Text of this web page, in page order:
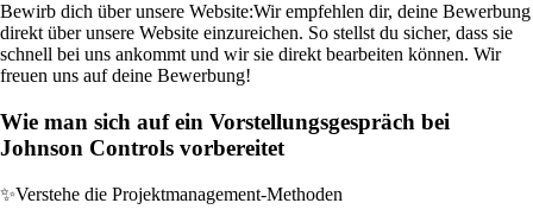
Bewirb dich über unsere Website:Wir empfehlen dir, deine Bewerbung
direkt über unsere Website einzureichen. So stellst du sicher, dass sie
schnell bei uns ankommt und wir sie direkt bearbeiten können. Wir
freuen uns auf deine Bewerbung!
Wie man sich auf ein Vorstellungsgespräch bei
Johnson Controls vorbereitet
✨Verstehe die Projektmanagement-Methoden